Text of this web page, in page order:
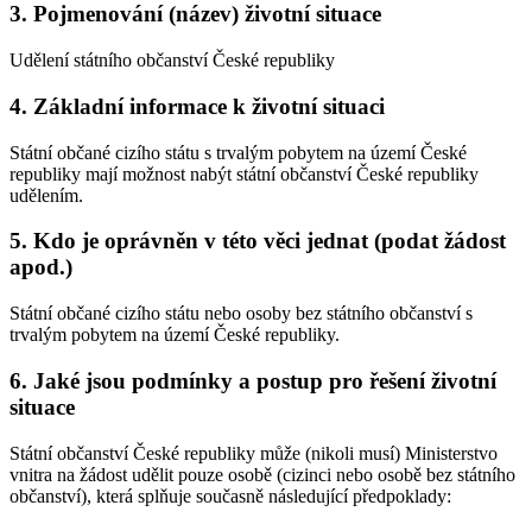
3. Pojmenování (název) životní situace
Udělení státního občanství České republiky
4. Základní informace k životní situaci
Státní občané cizího státu s trvalým pobytem na území České
republiky mají možnost nabýt státní občanství České republiky
udělením.
5. Kdo je oprávněn v této věci jednat (podat žádost
apod.)
Státní občané cizího státu nebo osoby bez státního občanství s
trvalým pobytem na území České republiky.
6. Jaké jsou podmínky a postup pro řešení životní
situace
Státní občanství České republiky může (nikoli musí) Ministerstvo
vnitra na žádost udělit pouze osobě (cizinci nebo osobě bez státního
občanství), která splňuje současně následující předpoklady: